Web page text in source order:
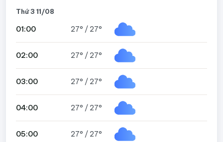
Thứ 3 11/08
01:00 27° / 27°
02:00 27° / 27°
03:00 27° / 27°
04:00 27° / 27°
05:00 27° / 27°